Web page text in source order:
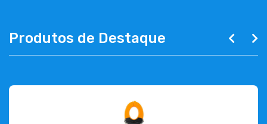
Produtos de Destaque